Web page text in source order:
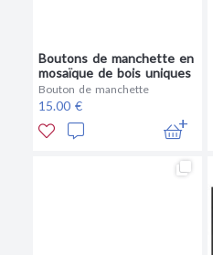
Boutons de manchette en
mosaïque de bois uniques
Bouton de manchette
15.00 €